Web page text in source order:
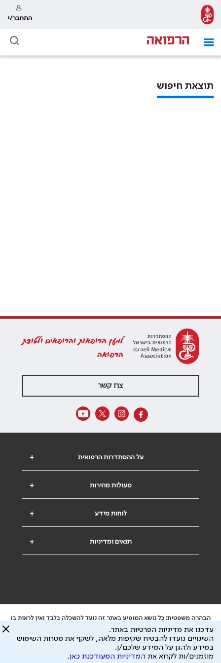
התחבר/י
תוצאת חיפוש
למען הרופאות והרופאים ולטובת
הרפואה
צרו קשר
+ על ההסתדרות הרפואית
+ פעולות מהירות
+ לוחות מידע
+ תנאים ומדיניות
הבהרה משפטית: כל נושא המופיע באתר זה נועד להשכלה בלבד ואין לראות בו
ייעוץ רפואי או משפטי. אין הר"י אחראית לתוכן המתפרסם באתר זה ולכל נזק
שעלול להיגרם.
ידוע לי שהר"י אוספת ושומרת מידע אישי לצורך מתן השרות וכי חלק ממנו עשוי
להיות מועבר לצדדים שלישיים, הכל בכפוף למדיניות הפרטיות
עדכנו את מדיניות הפרטיות באתר.
השינויים נועדו להבטיח שקיפות מלאה, לשקף את מטרות השימוש
במידע ולהגן על המידע שלכם/ן.
מוזמנים/ות לקרוא את המדיניות המעודכנת כאן.